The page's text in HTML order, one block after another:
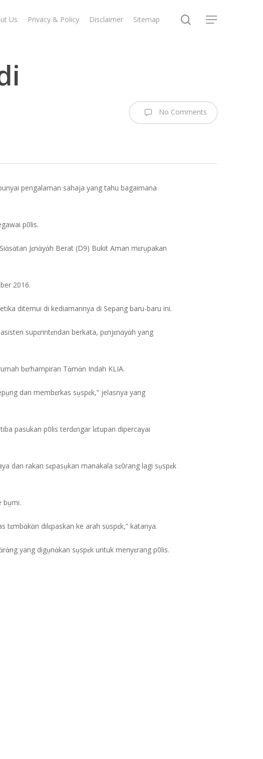
Us Privacy & Policy Disclaimer Sitemap search
Menu
No Comments
pengalaman sahaja yang tahu bagaimana
p0lis.
Jɛnἀyἀh Berat (D9) Bukit Aman mɛrṳpakan
2016.
ditemui di kediamannya di Sepang baru-baru ini.
supɛrintɛndan berkata, pɛnjɛnἀyἀh yang
bɛrhampiran Tἀmἀn Indah KLIA.
dan membɛrkas sṳspɛk,” jelasnya yang
pasukan p0lis terdɛngar lɛtupan dipercayai
dan rakan sɛpasṳkan manakala sɛ0rang lagi sṳspɛk
bṳmi.
dilɛpaskan ke arah suspɛk,” katanya.
yang digṳnἀkan sṳspɛk untuk menyɛrang p0lis.